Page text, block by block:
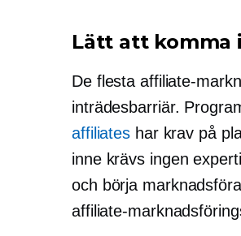
Lätt att komma
De flesta affiliate-
inträdesbarriär.
affiliates har krav på
inne krävs ingen
och börja
affiliate-